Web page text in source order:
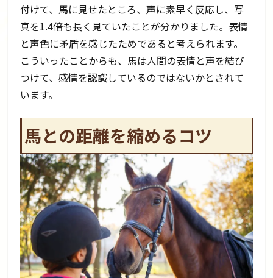
付けて、馬に見せたところ、声に素早く反応し、写
真を1.4倍も長く見ていたことが分かりました。表情
と声色に矛盾を感じたためであると考えられます。
こういったことからも、馬は人間の表情と声を結び
つけて、感情を認識しているのではないかとされて
います。
馬との距離を縮めるコツ